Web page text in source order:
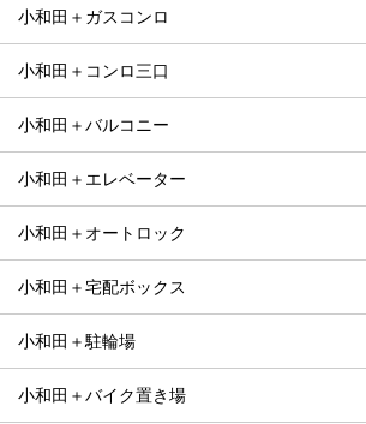
小和田＋ガスコンロ
小和田＋コンロ三口
小和田＋バルコニー
小和田＋エレベーター
小和田＋オートロック
小和田＋宅配ボックス
小和田＋駐輪場
小和田＋バイク置き場